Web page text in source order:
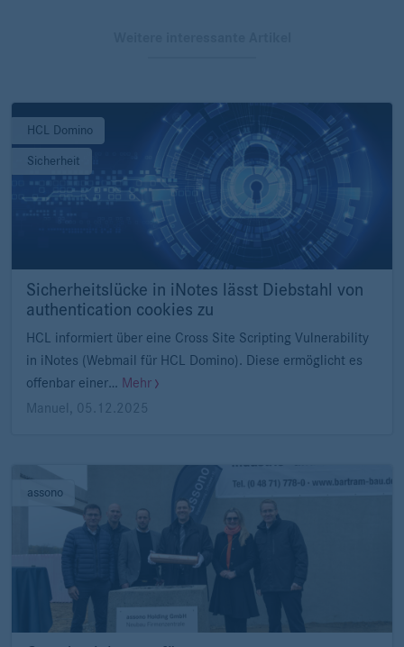
HCL Domino
Sicherheit
Sicherheitslücke in iNotes lässt Diebstahl von
authentication cookies zu
HCL informiert über eine Cross Site Scripting Vulnerability
in iNotes (Webmail für HCL Domino). Diese ermöglicht es
offenbar einer… Mehr
Manuel , 05.12.2025
assono